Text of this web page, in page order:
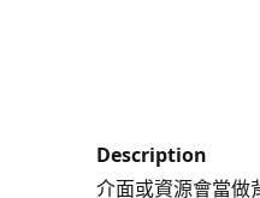
Description
介面或資源會當做